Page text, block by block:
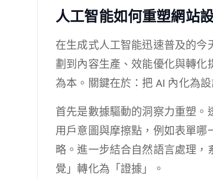
人工智能如何重塑網站
在生成式人工智能迅速普及的
劃到內容生產、效能優化與轉
為本。關鍵在於：把 AI 內化為
首先是數據驅動的洞察力重塑
用戶意圖與摩擦點，例如表單哪
略。進一步結合自然語言處理
覺」轉化為「證據」。